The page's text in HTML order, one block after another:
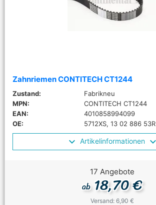
Zahnriemen CONTITECH CT1244
Zustand:
Fabrikneu
MPN:
CONTITECH CT1244
EAN:
4010858994099
OE:
5712XS, 13 02 886 53R
Artikelinformationen
17 Angebote
ab18,70 €
Versand: 6,90 €